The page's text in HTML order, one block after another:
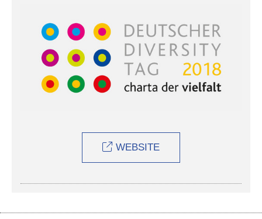
WEBSITE